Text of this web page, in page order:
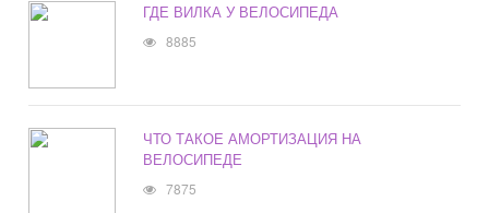
ГДЕ ВИЛКА У ВЕЛОСИПЕДА
8885
ЧТО ТАКОЕ АМОРТИЗАЦИЯ НА
ВЕЛОСИПЕДЕ
7875